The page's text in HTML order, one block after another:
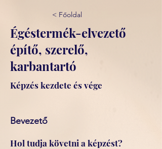
< Főoldal
Égéstermék-elvezető
építő, szerelő,
karbantartó
Képzés kezdete és vége
Bevezető
Hol tudja követni a képzést?